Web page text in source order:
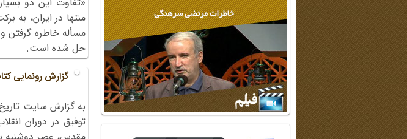
مسأله خاطره گرفتن
حل شده است.
گزارش رونمایی
به گزارش سایت
توفیق در دوران